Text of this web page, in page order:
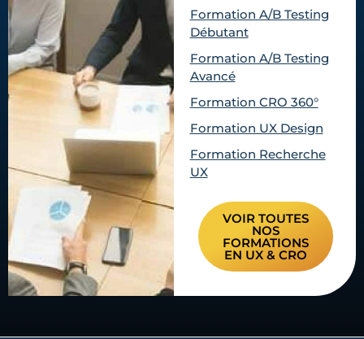
Formation A/B Testing
Débutant
Formation A/B Testing
Avancé
Formation CRO 360°
Formation UX Design
Formation Recherche
UX
VOIR TOUTES
NOS
FORMATIONS
EN UX & CRO